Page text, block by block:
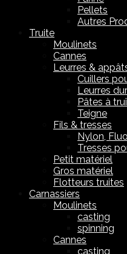
Pellets
Autres
Truite
Moulinets
Cannes
Leurres &
Cuillers
Leurres
Pâtes à
Teigne
Fils & tresses
Nylon,
Tresses
Petit matériel
Gros matériel
Flotteurs truites
Carnassiers
Moulinets
casting
spinning
Cannes
casting